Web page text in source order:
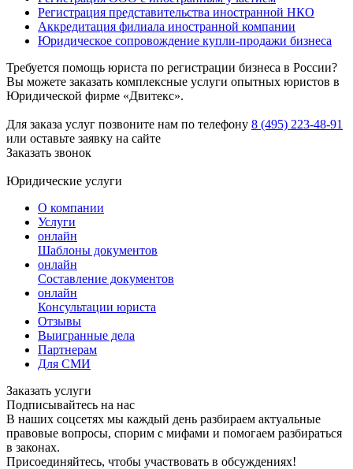
Регистрация представительства иностранной НКО
Аккредитация филиала иностранной компании
Юридическое сопровождение купли-продажи бизнеса
Требуется помощь юриста по регистрации бизнеса в России?
Вы можете заказать комплексные услуги опытных юристов в
Юридической фирме «Двитекс».
Для заказа услуг позвоните нам по телефону 8 (495) 223-48-91
или оставьте заявку на сайте
Заказать звонок
Юридические услуги
О компании
Услуги
онлайн
Шаблоны документов
онлайн
Составление документов
онлайн
Консультации юриста
Отзывы
Выигранные дела
Партнерам
Для СМИ
Заказать услуги
Подписывайтесь на нас
В наших соцсетях мы каждый день разбираем актуальные
правовые вопросы, спорим с мифами и помогаем разбираться
в законах.
Присоединяйтесь, чтобы участвовать в обсуждениях!